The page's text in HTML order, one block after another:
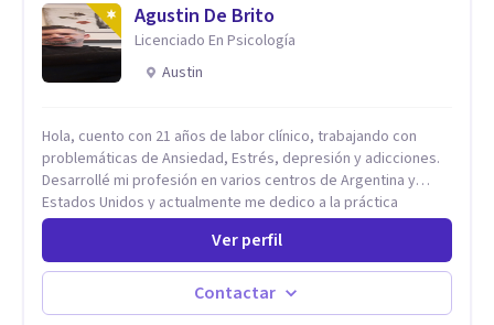
Agustin De Brito
Licenciado En Psicología
Austin
Hola, cuento con 21 años de labor clínico, trabajando con
problemáticas de Ansiedad, Estrés, depresión y adicciones.
Desarrollé mi profesión en varios centros de Argentina y
Estados Unidos y actualmente me dedico a la práctica
privada. Utilizo terapias cognitivas conductuales basadas en
evidencia científica con comprobados resultados. Los
objetivos terapéuticos están centrados en brindar
herramientas concretas para el cambio, que permitan
desarrollar nuevas habilidades y estrategias basadas en la
Ver perfil
Contactar